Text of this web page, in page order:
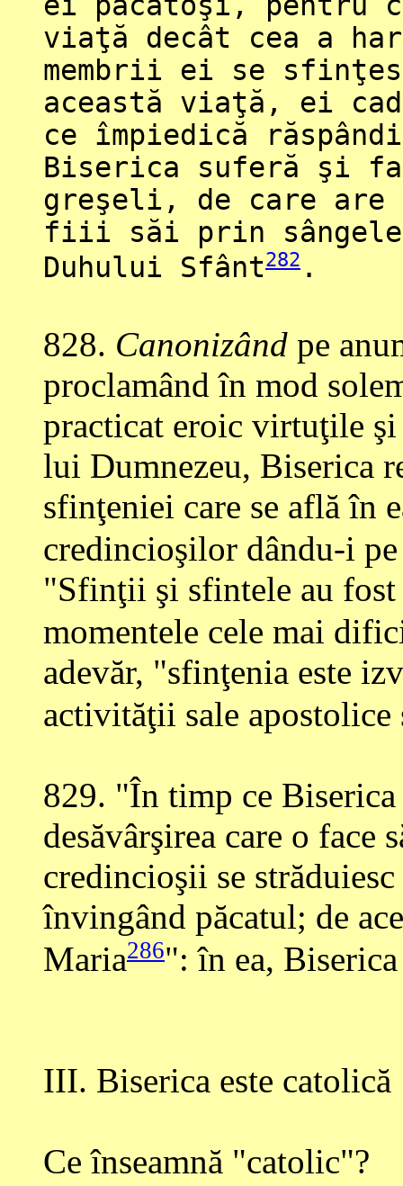
viaţă decât cea a
membrii ei se
această viaţă, ei
ce împiedică
Biserica suferă şi
greşeli, de care are
fiii săi prin
Duhului Sfânt282 .
828. Canonizând pe
proclamând în mod
practicat eroic virtuţile
lui Dumnezeu, Biserica
sfinţeniei care se află în
credincioşilor dându-i
"Sfinţii şi sfintele au
momentele cele mai
adevăr, "sfinţenia este
activităţii sale
829. "În timp ce
desăvârşirea care o face
credincioşii se
învingând păcatul; de
Maria286": în ea, Biserica
III. Biserica este catolică
Ce înseamnă "catolic"?